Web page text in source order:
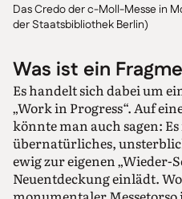
Das Credo der c-Moll-Messe in
der Staatsbibliothek Berlin)
Was ist ein
Es handelt sich dabei um
„Work in Progress“. Auf
könnte man auch sagen:
übernatürliches,
ewig zur eigenen „Wieder-
Neuentdeckung einlädt.